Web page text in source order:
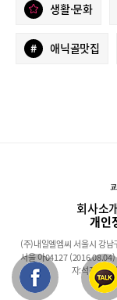
생활·문화
# 애닉골맛집
회사소
개인
(주)내일엘엠씨 서울시 강
서울 아04127 (2016.08.04)
자:석진성 ·